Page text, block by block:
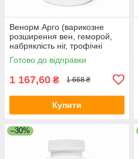
Венорм Арго (варикозне
розширення вен, геморой,
набряклість ніг, трофічні
виразки, атеросклероз,
видалення вен)
Готово до відправки
1 167,60 ₴ 1 668 ₴
Купити
–30%